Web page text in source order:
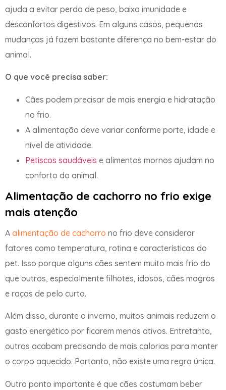
ajuda a evitar perda de peso, baixa imunidade e
desconfortos digestivos. Em alguns casos, pequenas
mudanças já fazem bastante diferença no bem-estar do
animal.
O que você precisa saber:
Cães podem precisar de mais energia e hidratação
no frio.
A alimentação deve variar conforme porte, idade e
nível de atividade.
Petiscos saudáveis e alimentos mornos ajudam no
conforto do animal.
Alimentação de cachorro no frio exige
mais atenção
A alimentação de cachorro no frio deve considerar
fatores como temperatura, rotina e características do
pet. Isso porque alguns cães sentem muito mais frio do
que outros, especialmente filhotes, idosos, cães magros
e raças de pelo curto.
Além disso, durante o inverno, muitos animais reduzem o
gasto energético por ficarem menos ativos. Entretanto,
outros acabam precisando de mais calorias para manter
o corpo aquecido. Portanto, não existe uma regra única.
Outro ponto importante é que cães costumam beber